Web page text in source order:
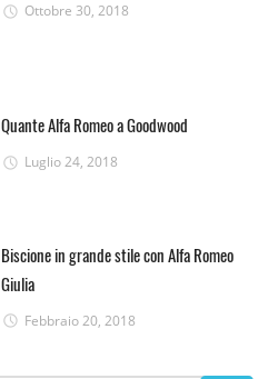
Ottobre 30, 2018
Quante Alfa Romeo a Goodwood
Luglio 24, 2018
Biscione in grande stile con Alfa Romeo
Giulia
Febbraio 20, 2018